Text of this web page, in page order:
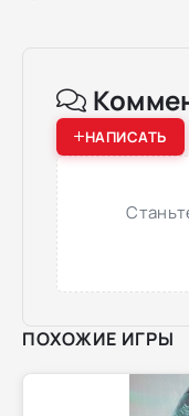
НАПИСАТЬ
ПОХОЖИЕ ИГРЫ